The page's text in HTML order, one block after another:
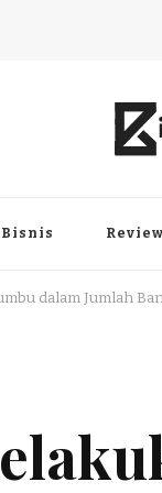
Bisnis Review
dalam Jumlah